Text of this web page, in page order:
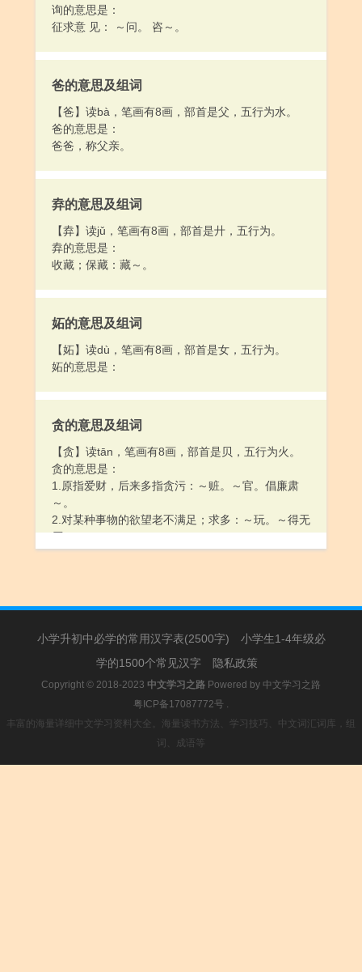
询的意思是：
征求意 见： ～问。 咨～。
爸的意思及组词
【爸】读bà，笔画有8画，部首是父，五行为水。
爸的意思是：
爸爸，称父亲。
弆的意思及组词
【弆】读jǔ，笔画有8画，部首是廾，五行为。
弆的意思是：
收藏；保藏：藏～。
妬的意思及组词
【妬】读dù，笔画有8画，部首是女，五行为。
妬的意思是：
贪的意思及组词
【贪】读tān，笔画有8画，部首是贝，五行为火。
贪的意思是：
1.原指爱财，后来多指贪污：～赃。～官。倡廉肃
～。
2.对某种事物的欲望老不满足；求多：～玩。～得无
厌。
3.片面追求；贪图：～快。～便宜。
小学升初中必学的常用汉字表(2500字)
小学生1-4年级必
学的1500个常见汉字
隐私政策
Copyright © 2018-2023 中文学习之路 Powered by 中文学习之路
粤ICP备17087772号 .
丰富的海量详细中文学习资料大全。海量读书方法、学习技巧、中文词汇词库，组
词、成语等